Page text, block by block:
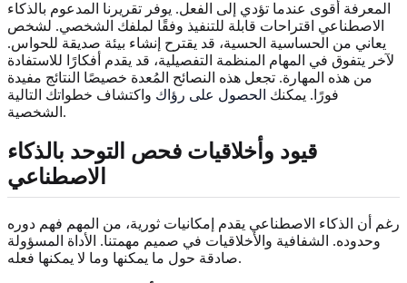
المعرفة أقوى عندما تؤدي إلى الفعل. يوفر تقريرنا المدعوم بالذكاء
الاصطناعي اقتراحات قابلة للتنفيذ وفقًا لملفك الشخصي. لشخص
يعاني من الحساسية الحسية، قد يقترح إنشاء بيئة صديقة للحواس.
لآخر يتفوق في المهام المنظمة التفصيلية، قد يقدم أفكارًا للاستفادة
من هذه المهارة. تجعل هذه النصائح المُعدة خصيصًا النتائج مفيدة
فورًا. يمكنك الحصول على رؤاك واكتشاف خطواتك التالية
الشخصية.
قيود وأخلاقيات فحص التوحد بالذكاء
الاصطناعي
رغم أن الذكاء الاصطناعي يقدم إمكانيات ثورية، من المهم فهم دوره
وحدوده. الشفافية والأخلاقيات في صميم مهمتنا. الأداة المسؤولة
صادقة حول ما يمكنها وما لا يمكنها فعله.